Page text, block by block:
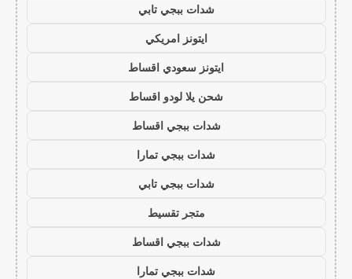
شدات ببجي تابي
ايتونز امريكي
ايتونز سعودي اقساط
شحن يلا لودو اقساط
شدات ببجي اقساط
شدات ببجي تمارا
شدات ببجي تابي
متجر تقسيط
شدات ببجي اقساط
شدات ببجي تمارا